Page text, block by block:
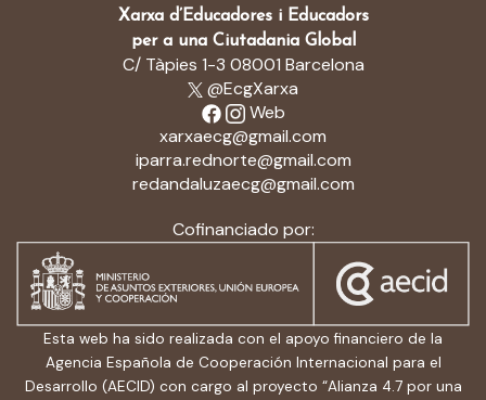
Xarxa d’Educadores i Educadors
per a una Ciutadania Global
C/ Tàpies 1-3 08001 Barcelona
@EcgXarxa
Web
xarxaecg@gmail.com
iparra.rednorte@gmail.com
redandaluzaecg@gmail.com
Cofinanciado por:
Esta web ha sido realizada con el apoyo financiero de la
Agencia Española de Cooperación Internacional para el
Desarrollo (AECID) con cargo al proyecto “Alianza 4.7 por una